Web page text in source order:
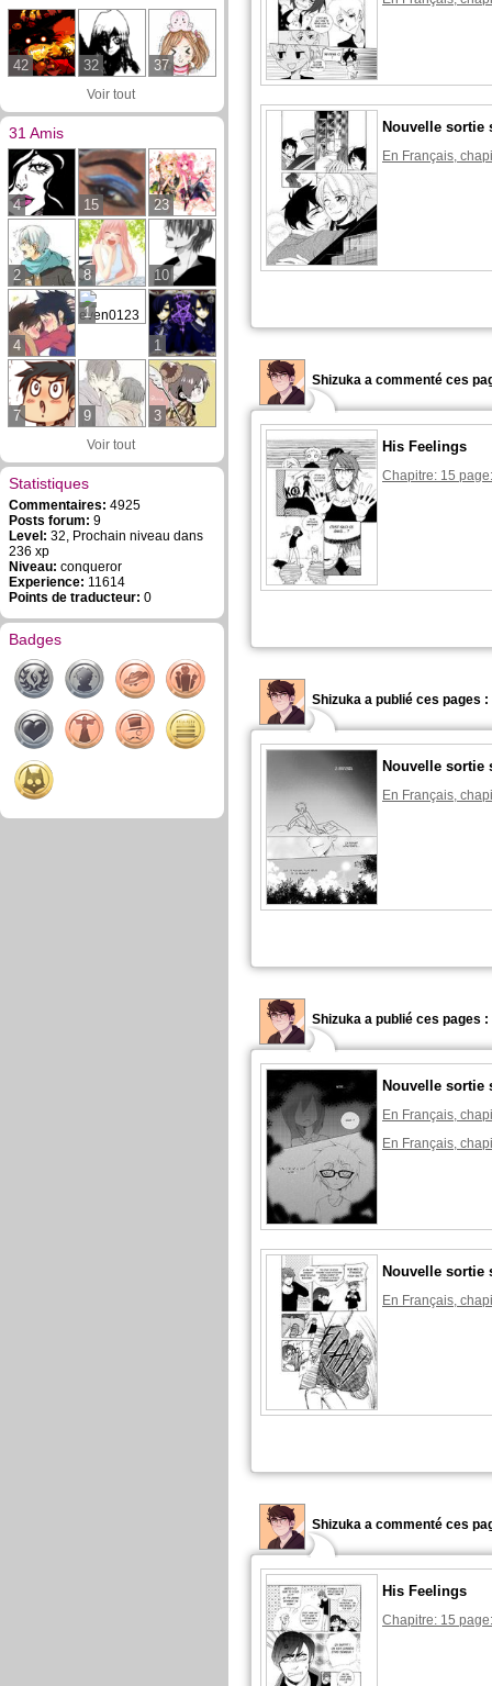
42 32 37
Voir tout
31 Amis
4 15 23
2 8 10
4
1
1
7 9 3
Voir tout
Statistiques
Commentaires: 4925
Posts forum: 9
Level: 32, Prochain niveau dans
236 xp
Niveau: conqueror
Experience: 11614
Points de traducteur: 0
Badges
Nouvelle sortie
En Français,
Shizuka a commenté ces
His Feelings
Chapitre: 15
Shizuka a publié ces pages :
Nouvelle sortie
En Français,
Shizuka a publié ces pages :
Nouvelle sortie
En Français,
En Français,
Nouvelle sortie
En Français,
Shizuka a commenté ces
His Feelings
Chapitre: 15